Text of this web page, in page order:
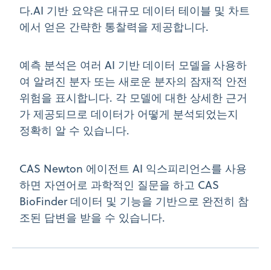
다.AI 기반 요약은 대규모 데이터 테이블 및 차트
에서 얻은 간략한 통찰력을 제공합니다.
예측 분석은 여러 AI 기반 데이터 모델을 사용하
여 알려진 분자 또는 새로운 분자의 잠재적 안전
위험을 표시합니다. 각 모델에 대한 상세한 근거
가 제공되므로 데이터가 어떻게 분석되었는지
정확히 알 수 있습니다.
CAS Newton 에이전트 AI 익스피리언스를 사용
하면 자연어로 과학적인 질문을 하고 CAS
BioFinder 데이터 및 기능을 기반으로 완전히 참
조된 답변을 받을 수 있습니다.